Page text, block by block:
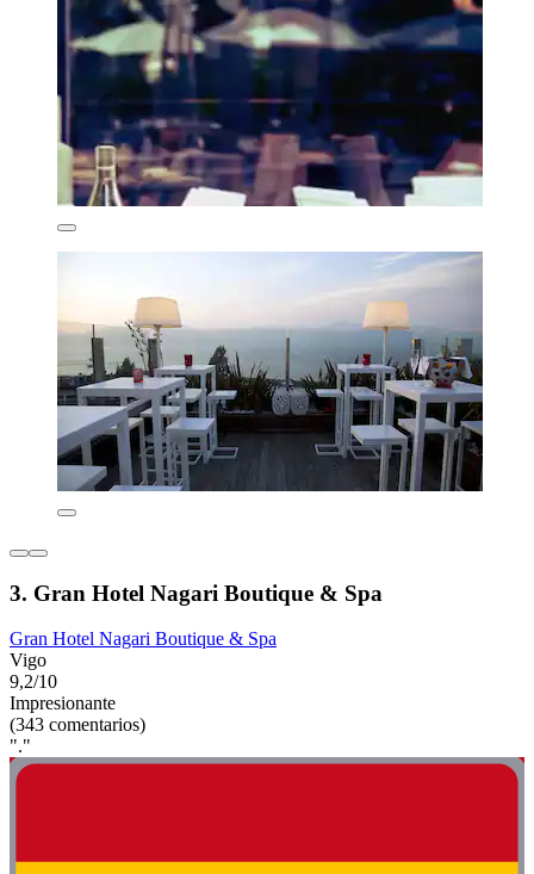
3. Gran Hotel Nagari Boutique & Spa
Gran Hotel Nagari Boutique & Spa
Vigo
9,2/10
Impresionante
(343 comentarios)
"."